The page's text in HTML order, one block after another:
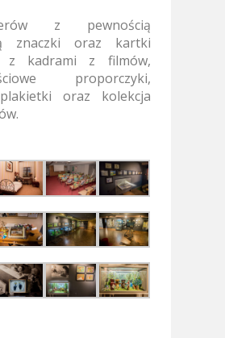
z pewnością
znaczki oraz kartki
z kadrami z filmów,
proporczyki,
oraz kolekcja